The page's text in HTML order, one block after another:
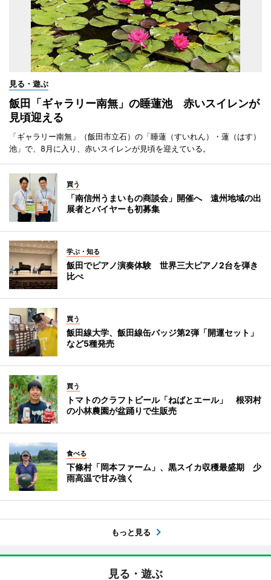
見る・遊ぶ
飯田「ギャラリー南無」の睡蓮池 赤いスイレンが
見頃迎える
「ギャラリー南無」（飯田市立石）の「睡蓮（すいれん）・蓮（はす）
池」で、8月に入り、赤いスイレンが見頃を迎えている。
買う
「南信州うまいもの商談会」開催へ 遠州地域の出
展者とバイヤーも初募集
学ぶ・知る
飯田でピアノ演奏体験 世界三大ピアノ2台を弾き
比べ
買う
飯田線大学、飯田線缶バッジ第2弾「開運セット」
など5種発売
買う
トマトのクラフトビール「ねばとエール」 根羽村
の小林農園が盆踊りで生販売
食べる
下條村「岡本ファーム」、黒スイカ収穫最盛期 少
雨高温で甘み強く
もっと見る
見る・遊ぶ